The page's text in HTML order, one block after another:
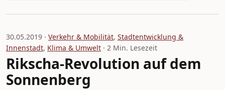
30.05.2019 · Verkehr & Mobilität, Stadtentwicklung &
Innenstadt, Klima & Umwelt · 2 Min. Lesezeit
Rikscha-Revolution auf dem
Sonnenberg